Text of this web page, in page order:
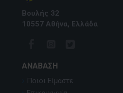
Βουλής 32
10557 Αθήνα, Ελλάδα
ΑΝΆΒΑΣΗ
Ποιοι Είμαστε